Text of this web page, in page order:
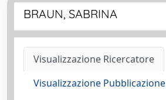
BRAUN, SABRINA
Visualizzazione Ricercatore
Visualizzazione Pubblicazione